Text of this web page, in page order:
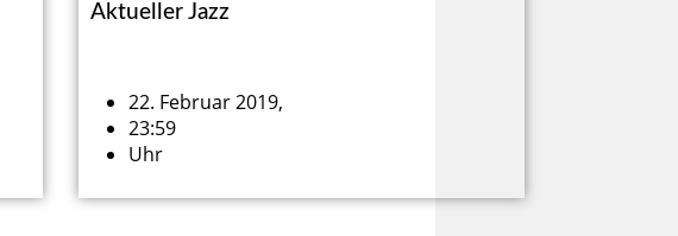
Aktueller Jazz
22. Februar 2019,
23:59
Uhr